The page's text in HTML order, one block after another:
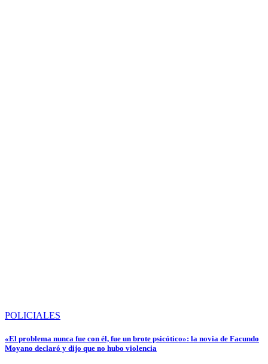
POLICIALES
«El problema nunca fue con él, fue un brote psicótico»: la novia de Facundo
Moyano declaró y dijo que no hubo violencia